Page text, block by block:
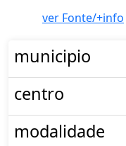
ver Fonte/+info
municipio
centro
modalidade